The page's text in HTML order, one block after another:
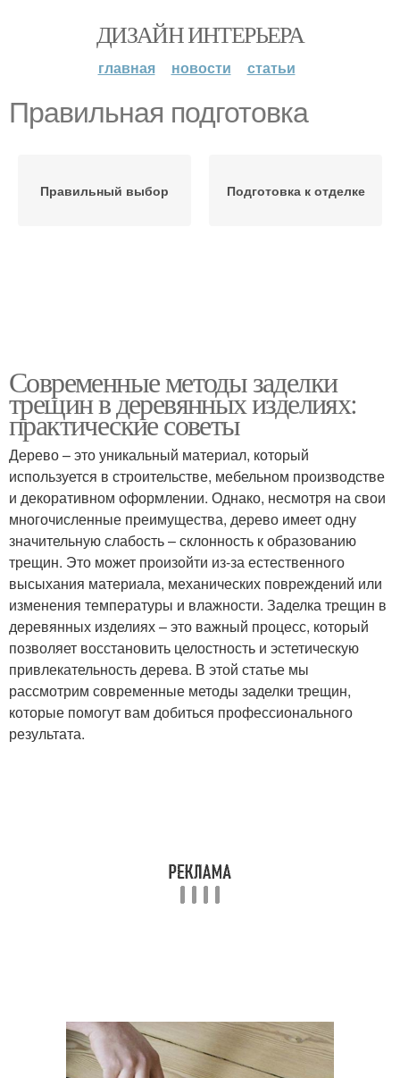
ДИЗАЙН ИНТЕРЬЕРА
главная новости статьи
Правильная подготовка
Правильный выбор Подготовка к отделке
Современные методы заделки
трещин в деревянных изделиях:
практические советы
Дерево – это уникальный материал, который
используется в строительстве, мебельном производстве
и декоративном оформлении. Однако, несмотря на свои
многочисленные преимущества, дерево имеет одну
значительную слабость – склонность к образованию
трещин. Это может произойти из-за естественного
высыхания материала, механических повреждений или
изменения температуры и влажности. Заделка трещин в
деревянных изделиях – это важный процесс, который
позволяет восстановить целостность и эстетическую
привлекательность дерева. В этой статье мы
рассмотрим современные методы заделки трещин,
которые помогут вам добиться профессионального
результата.